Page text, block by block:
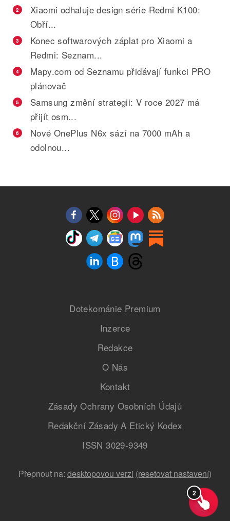
2
Xiaomi odhaluje design série Redmi K100:
Obří...
3
Konec softwarových záplat pro Xiaomi a
Redmi: Seznam...
4
Mapy.com od Seznamu přidávají funkci PRO
plánovač
5
Samsung změní strategii: V roce 2027 má
přijít osm...
6
Nové OnePlus N6x sází na 7000 mAh a
odolnou...
Dotekománie Premium
Inzerce
Redakce
O Nás
Kontakt
Zásady Ochrany Osobních Údajů
Redakční Zásady A Etický Kodex
ISSN 3029-9349
Přepnout na: desktopovou verzi (resetovat nastavení)
2